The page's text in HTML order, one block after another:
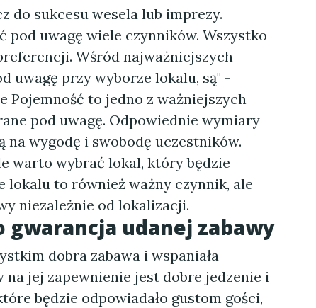
do sukcesu wesela lub imprezy.
pod uwagę wiele czynników. Wszystko
Wśród najważniejszych
uwagę przy wyborze lokalu, są" -
Pojemność to jedno z ważniejszych
pod uwagę. Odpowiednie wymiary
wygodę i swobodę uczestników.
warto wybrać lokal, który będzie
lokalu to również ważny czynnik, ale
niezależnie od lokalizacji.
gwarancja udanej zabawy
dobra zabawa i wspaniała
na jej zapewnienie jest dobre jedzenie i
będzie odpowiadało gustom gości,